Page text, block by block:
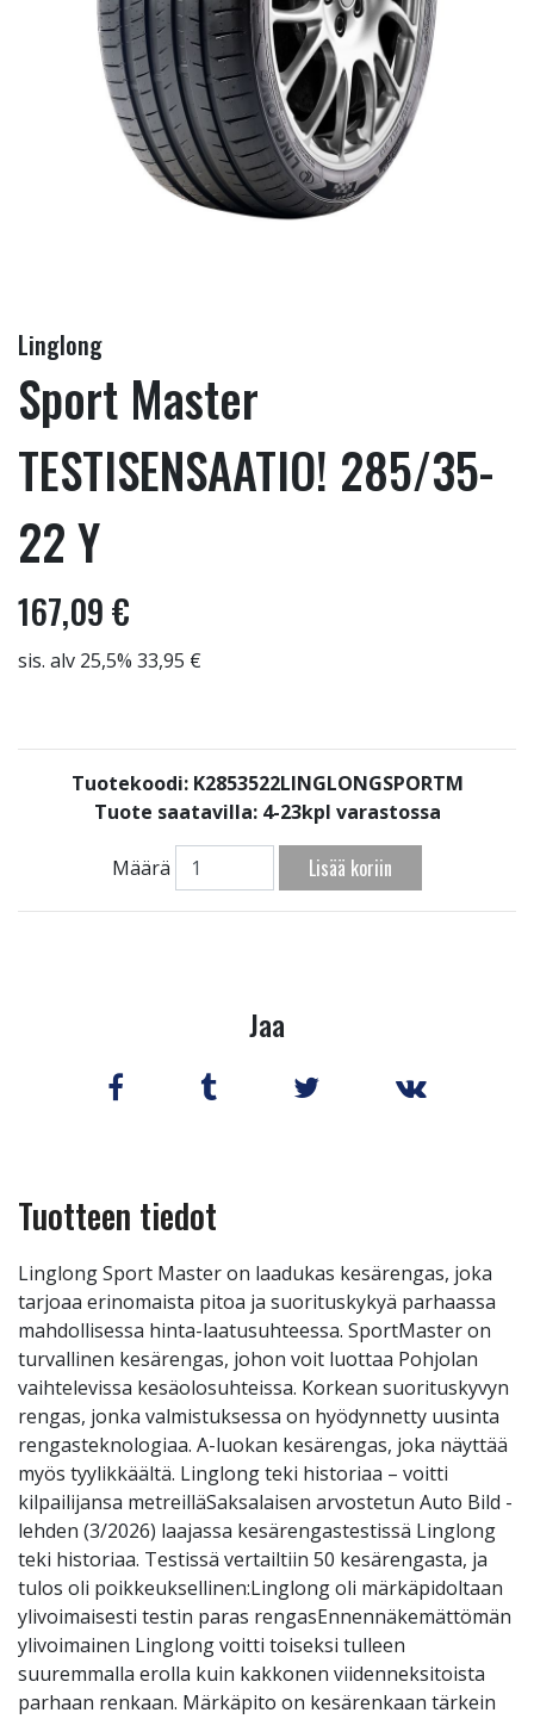
Linglong
Sport Master
TESTISENSAATIO! 285/35-
22 Y
167,09 €
sis. alv 25,5% 33,95 €
Tuotekoodi: K2853522LINGLONGSPORTM
Tuote saatavilla: 4-23kpl varastossa
Määrä Lisää koriin
Jaa
Tuotteen tiedot
Linglong Sport Master on laadukas kesärengas, joka
tarjoaa erinomaista pitoa ja suorituskykyä parhaassa
mahdollisessa hinta-laatusuhteessa. SportMaster on
turvallinen kesärengas, johon voit luottaa Pohjolan
vaihtelevissa kesäolosuhteissa. Korkean suorituskyvyn
rengas, jonka valmistuksessa on hyödynnetty uusinta
rengasteknologiaa. A-luokan kesärengas, joka näyttää
myös tyylikkäältä. Linglong teki historiaa – voitti
kilpailijansa metreilläSaksalaisen arvostetun Auto Bild -
lehden (3/2026) laajassa kesärengastestissä Linglong
teki historiaa. Testissä vertailtiin 50 kesärengasta, ja
tulos oli poikkeuksellinen:Linglong oli märkäpidoltaan
ylivoimaisesti testin paras rengasEnnennäkemättömän
ylivoimainen Linglong voitti toiseksi tulleen
suuremmalla erolla kuin kakkonen viidenneksitoista
parhaan renkaan. Märkäpito on kesärenkaan tärkein